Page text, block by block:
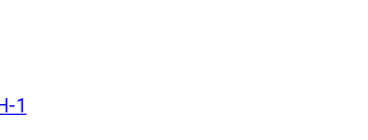
1